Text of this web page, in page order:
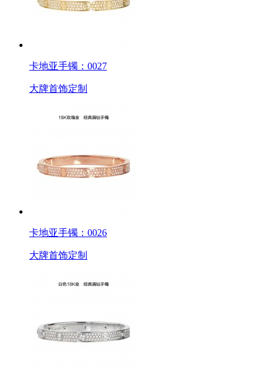
卡地亚手镯：0027
大牌首饰定制
卡地亚手镯：0026
大牌首饰定制